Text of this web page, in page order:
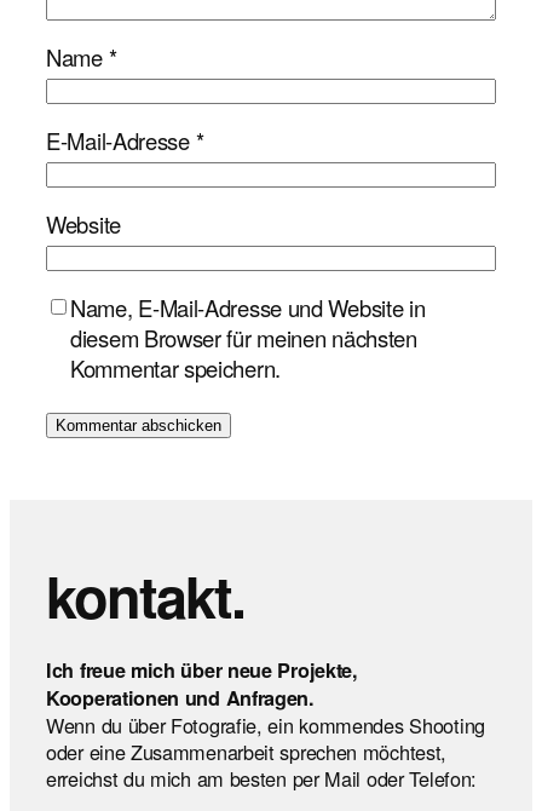
Name*
E-Mail-Adresse*
Website
Name, E-Mail-Adresse und Website in
diesem Browser für meinen nächsten
Kommentar speichern.
kontakt.
Ich freue mich über neue Projekte,
Kooperationen und Anfragen.
Wenn du über Fotografie, ein kommendes Shooting
oder eine Zusammenarbeit sprechen möchtest,
erreichst du mich am besten per Mail oder Telefon: